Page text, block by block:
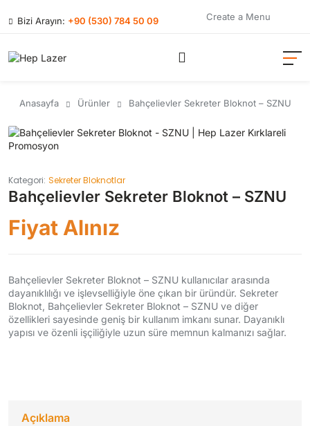
Bizi Arayın: +90 (530) 784 50 09 Create a Menu
Anasayfa Ürünler Bahçelievler Sekreter Bloknot – SZNU
Kategori: Sekreter Bloknotlar
Bahçelievler Sekreter Bloknot – SZNU
Fiyat Alınız
Bahçelievler Sekreter Bloknot – SZNU kullanıcılar arasında
dayanıklılığı ve işlevselliğiyle öne çıkan bir üründür. Sekreter
Bloknot, Bahçelievler Sekreter Bloknot – SZNU ve diğer
özellikleri sayesinde geniş bir kullanım imkanı sunar. Dayanıklı
yapısı ve özenli işçiliğiyle uzun süre memnun kalmanızı sağlar.
Açıklama